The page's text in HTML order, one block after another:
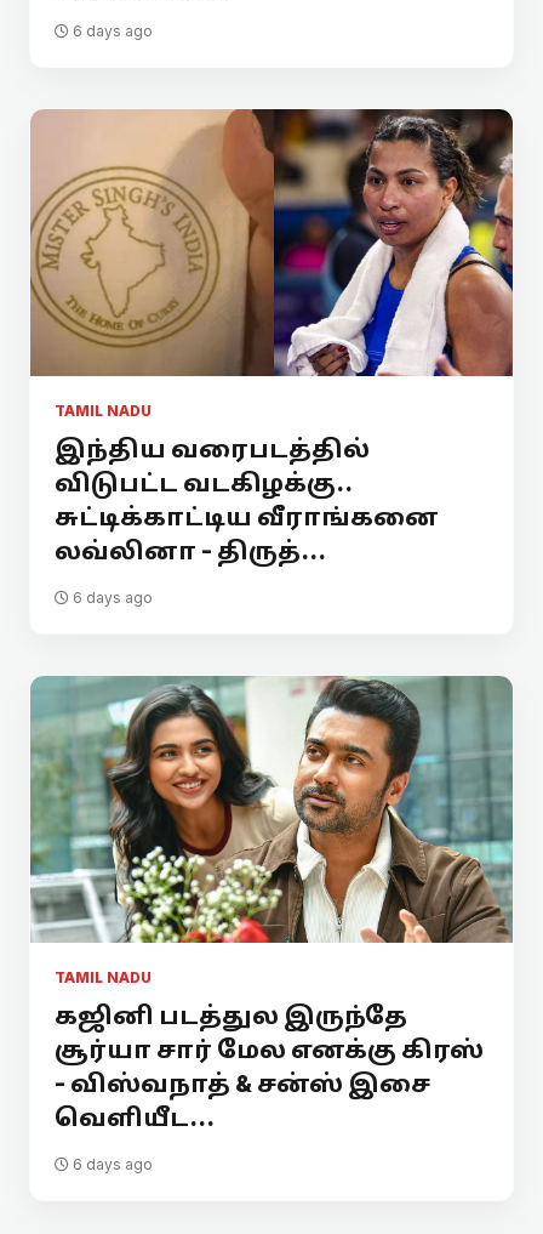
6 days ago
TAMIL NADU
இந்திய வரைபடத்தில்
விடுபட்ட வடகிழக்கு..
சுட்டிக்காட்டிய வீராங்கனை
லவ்லினா - திருத்...
6 days ago
TAMIL NADU
கஜினி படத்துல இருந்தே
சூர்யா சார் மேல எனக்கு கிரஸ்
- விஸ்வநாத் & சன்ஸ் இசை
வெளியீட...
6 days ago